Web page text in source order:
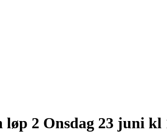
2 Onsdag 23 juni kl